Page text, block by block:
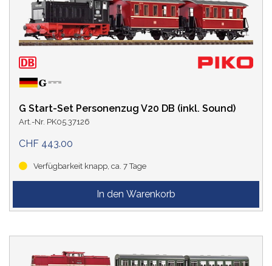
G Start-Set Personenzug V20 DB (inkl. Sound)
Art.-Nr. PK05.37126
CHF 443.00
Verfügbarkeit knapp, ca. 7 Tage